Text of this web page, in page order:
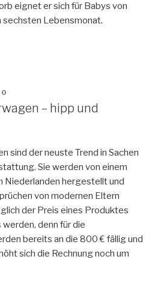
eignet er sich für Babys von
sechsten Lebensmonat.
– hipp und
sind der neuste Trend in Sachen
Sie werden von einem
Niederlanden hergestellt und
von modernen Eltern
der Preis eines Produktes
denn für die
bereits an die 800 € fällig und
sich die Rechnung noch um